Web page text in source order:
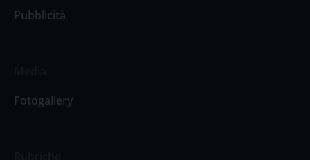
Pubblicità
Fotogallery